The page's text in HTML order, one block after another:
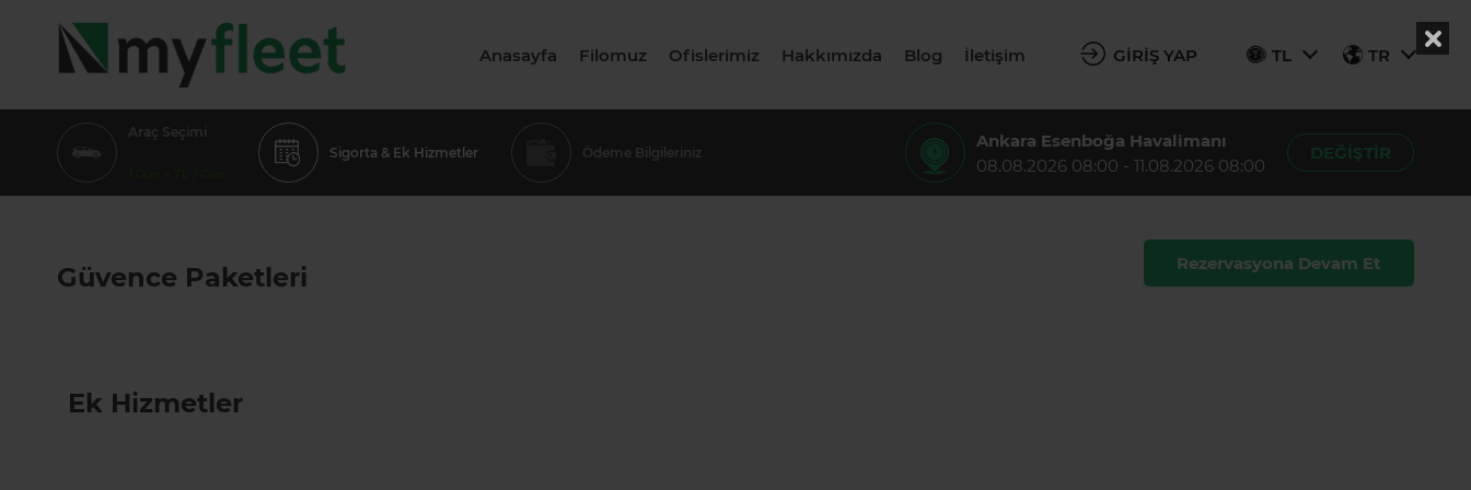
Anasayfa Filomuz Ofislerimiz Hakkımızda Blog İletişim GİRİŞ YAP TL TR
Araç Seçimi
Sigorta & Ek Hizmetler Ödeme Bilgileriniz
Ankara Esenboğa Havalimanı
08.08.2026 08:00 - 11.08.2026 08:00
DEĞİŞTİR
Güvence Paketleri Rezervasyona Devam Et
Ek Hizmetler